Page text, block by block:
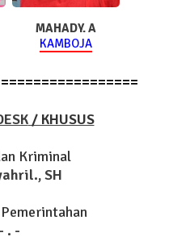
MAHADY. A
KAMBOJA
/ KHUSUS
Kriminal
SH
- . -